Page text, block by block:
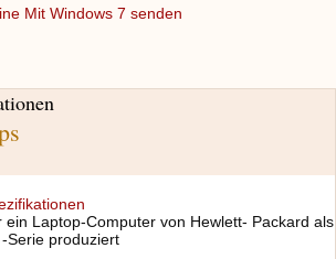
ein Laptop-Computer von Hewlett- Packard als
Serie produziert
Mit Windows 7 senden